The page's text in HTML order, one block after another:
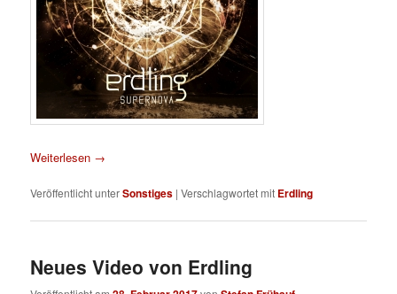
Weiterlesen →
Veröffentlicht unterSonstiges |Verschlagwortet mit Erdling
Neues Video von Erdling